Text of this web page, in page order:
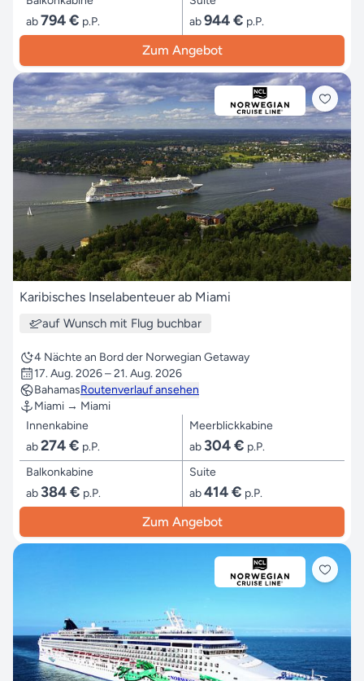
ab794 € p.P.
ab944 € p.P.
Zum Angebot
Karibisches Inselabenteuer ab Miami
auf Wunsch mit Flug buchbar
4 Nächte an Bord der Norwegian Getaway
17. Aug. 2026 – 21. Aug. 2026
BahamasRoutenverlauf ansehen
Miami → Miami
Innenkabine
ab274 € p.P.
Meerblickkabine
ab 304 € p.P.
Balkonkabine
ab 384 € p.P.
Suite
ab414 € p.P.
Zum Angebot